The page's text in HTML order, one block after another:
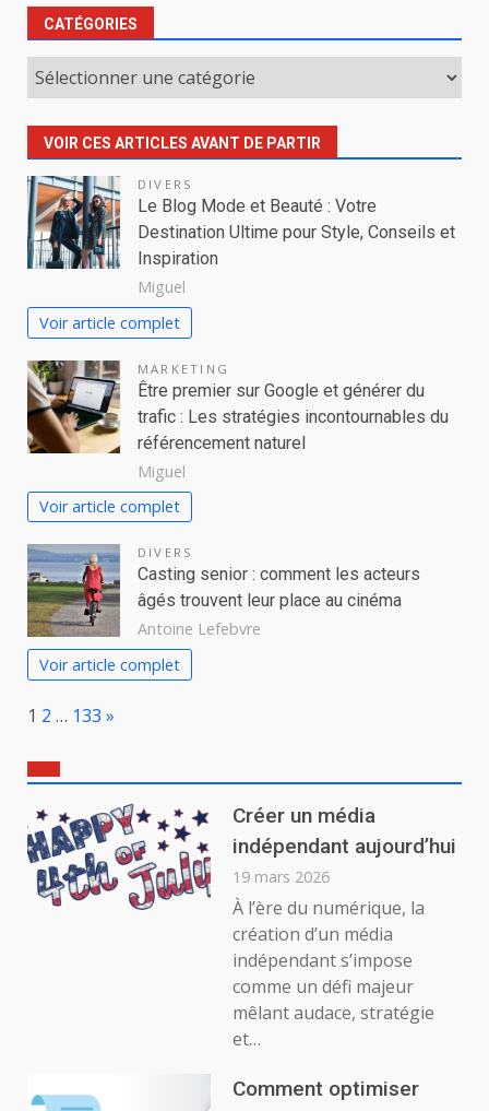
CATÉGORIES
Catégories
VOIR CES ARTICLES AVANT DE PARTIR
DIVERS
Le Blog Mode et Beauté : Votre
Destination Ultime pour Style, Conseils et
Inspiration
Miguel
Voir article complet
MARKETING
Être premier sur Google et générer du
trafic : Les stratégies incontournables du
référencement naturel
Miguel
Voir article complet
DIVERS
Casting senior : comment les acteurs
âgés trouvent leur place au cinéma
Antoine Lefebvre
Voir article complet
Page:
1 2 … 133 Next
»
Créer un média
indépendant aujourd’hui
19 mars 2026
À l’ère du numérique, la
création d’un média
indépendant s’impose
comme un défi majeur
mêlant audace, stratégie
et…
Comment optimiser